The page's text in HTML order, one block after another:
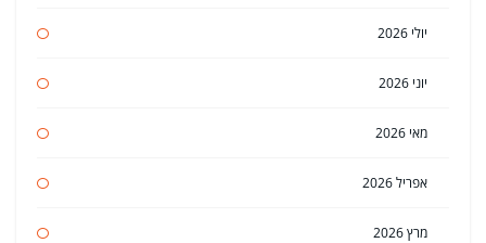
יולי 2026
יוני 2026
מאי 2026
אפריל 2026
מרץ 2026